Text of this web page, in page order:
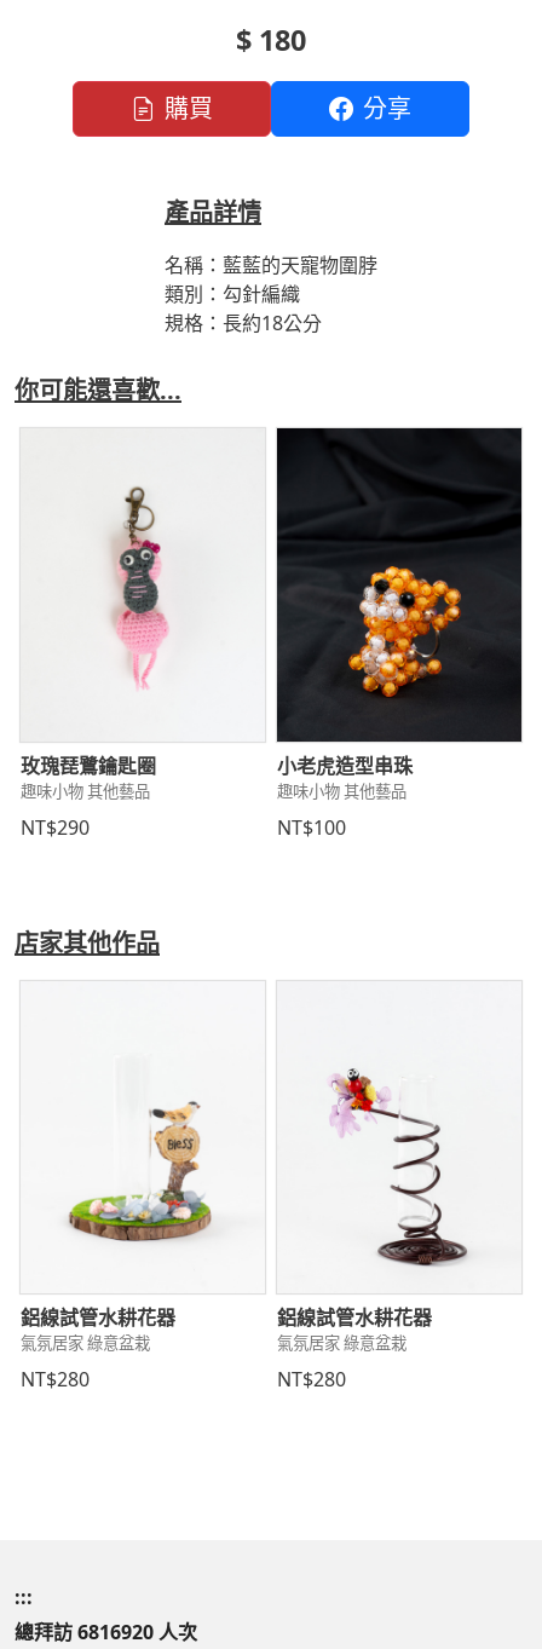
$ 180
購買 分享
產品詳情
名稱：藍藍的天寵物圍脖
類別：勾針編織
規格：長約18公分
你可能還喜歡...
玫瑰琵鷺鑰匙圈
趣味小物 其他藝品
NT$290
小老虎造型串珠
趣味小物 其他藝品
NT$100
店家其他作品
鋁線試管水耕花器
氣氛居家 綠意盆栽
NT$280
鋁線試管水耕花器
氣氛居家 綠意盆栽
NT$280
:::
總拜訪 6816920 人次